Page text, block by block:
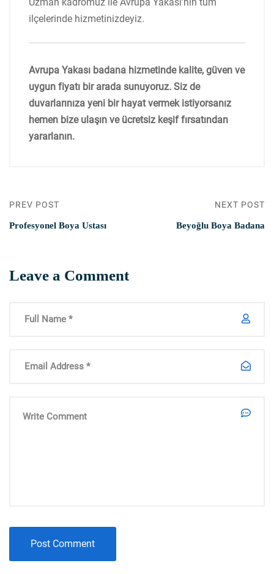
ilçelerinde hizmetinizdeyiz.
Avrupa Yakası badana hizmetinde kalite, güven ve
uygun fiyatı bir arada sunuyoruz. Siz de
duvarlarınıza yeni bir hayat vermek istiyorsanız
hemen bize ulaşın ve ücretsiz keşif fırsatından
yararlanın.
PREV POST
Profesyonel Boya Ustası
NEXT POST
Beyoğlu Boya Badana
Leave a Comment